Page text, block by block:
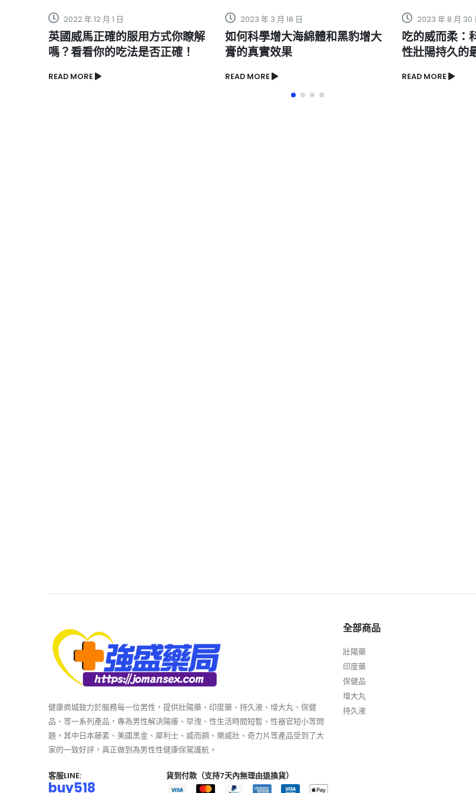
的服用方式你瞭解
吃法是否正確！
如何科學增大海綿體和黑豹增大
膏的真實效果
吃的威而柔：科學使用指南，男
性壯陽持久的最佳選擇
健康商城致力於服務每一位男性，提供壯陽藥、印度藥、持久液、增大丸、保健
品、等一系列產品，專為男性解決陽痿、早洩、性生活時間短暫、性器官短小等問
題，其中日本藤素、美國黑金、犀利士、威而鋼、樂威壯、奇力片等產品受到了大
家的一致好評，真正做到為男性性健康保駕護航。
客服LINE:
buy518
貨到付款（支持7天內無理由退換貨）
全部商品
壯陽藥
印度藥
保健品
增大丸
持久液